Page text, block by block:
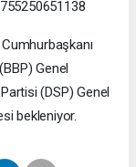
Genel
(DSP) Genel
bekleniyor.